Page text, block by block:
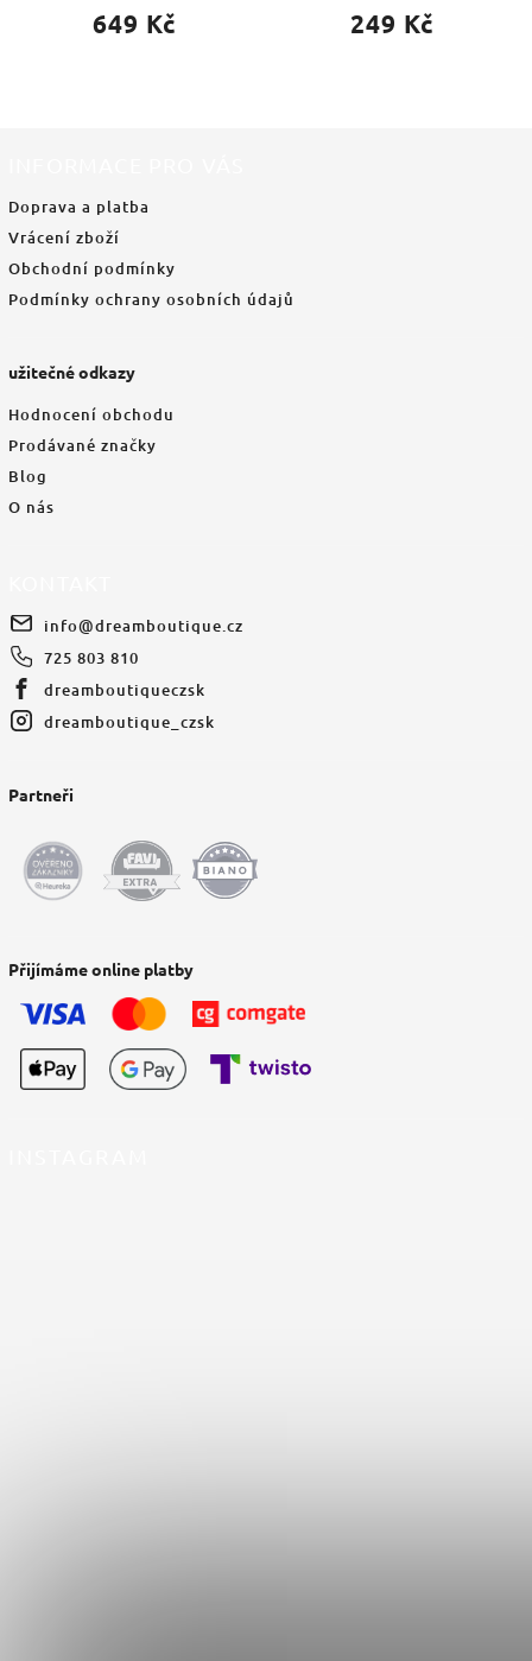
649 Kč 249 Kč
Doprava a platba
Vrácení zboží
Obchodní podmínky
Podmínky ochrany osobních údajů
užitečné odkazy
Hodnocení obchodu
Prodávané značky
Blog
O nás
info@dreamboutique.cz
725 803 810
dreamboutiqueczsk
dreamboutique_czsk
Partneři
Přijímáme online platby